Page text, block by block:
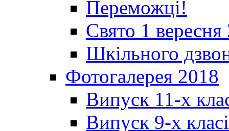
Переможці!
Свято 1 вересня
Шкільного
Фотогалерея 2018
Випуск 11-х
Випуск 9-х